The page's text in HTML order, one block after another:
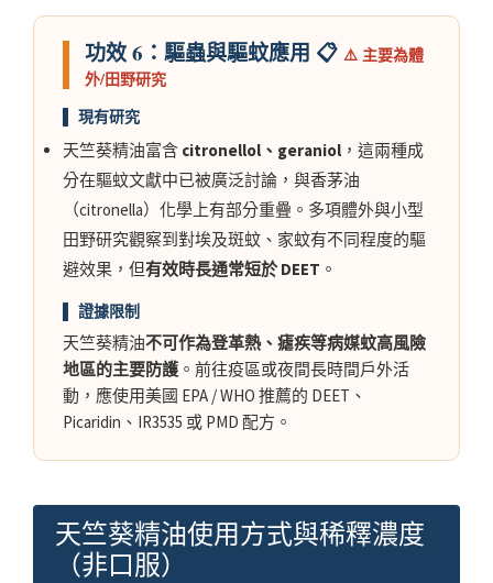
功效 6：驅蟲與驅蚊應用 📋 ⚠️ 主要為體
外/田野研究
▌ 現有研究
天竺葵精油富含 citronellol、geraniol ，這兩種成
分在驅蚊文獻中已被廣泛討論，與香茅油
（citronella）化學上有部分重疊。多項體外與小型
田野研究觀察到對埃及斑蚊、家蚊有不同程度的驅
避效果，但有效時長通常短於 DEET 。
▌ 證據限制
天竺葵精油不可作為登革熱、瘧疾等病媒蚊高風險
地區的主要防護 。前往疫區或夜間長時間戶外活
動，應使用美國 EPA / WHO 推薦的 DEET、
Picaridin、IR3535 或 PMD 配方。
天竺葵精油使用方式與稀釋濃度
（非口服）